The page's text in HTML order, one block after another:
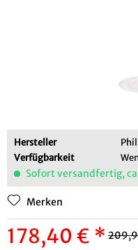
Hersteller
Verfügbarkeit
Sofort versandfertig,
Merken
178,40 € *